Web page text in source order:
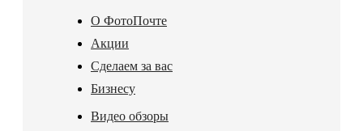
О ФотоПочте
Акции
Сделаем за вас
Бизнесу
Видео обзоры